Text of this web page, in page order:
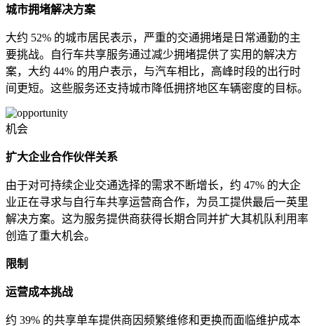
城市拥堵解决方案
大约 52% 的城市居民表示，严重的交通拥堵是日常通勤的主
要挑战。自行车共享服务通过减少拥堵提供了实用的解决方
案，大约 44% 的用户表示，与汽车相比，高峰时段的出行时
间更短。这些服务还支持城市降低拥挤地区车辆密度的目标。
机会
扩大企业合作伙伴关系
由于对可持续企业交通选择的需求不断增长，约 47% 的大企
业正在寻求与自行车共享运营商合作，为员工提供最后一英里
解决方案。这为服务提供商获得长期合同并扩大其机队利用率
创造了重大机会。
限制
运营成本挑战
约 39% 的共享单车提供商因频繁维修和更换而面临维护成本